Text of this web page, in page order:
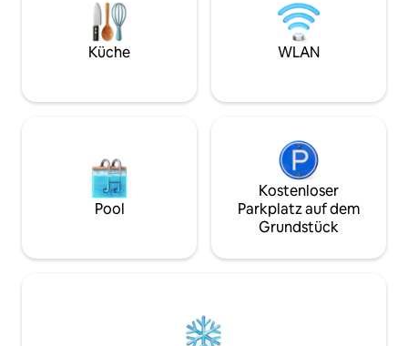
von Straßburg und dem historischen
Zentrum. Registrierungsnummer der
Stadt Straßburg: 6748200159519
Küche WLAN
Pool
Kostenloser
Parkplatz auf dem
Grundstück